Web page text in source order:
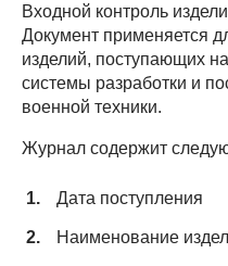
Входной контроль
Документ применяется
изделий, поступающих
системы разработки и
военной техники.
Журнал содержит
Дата поступления
Наименование